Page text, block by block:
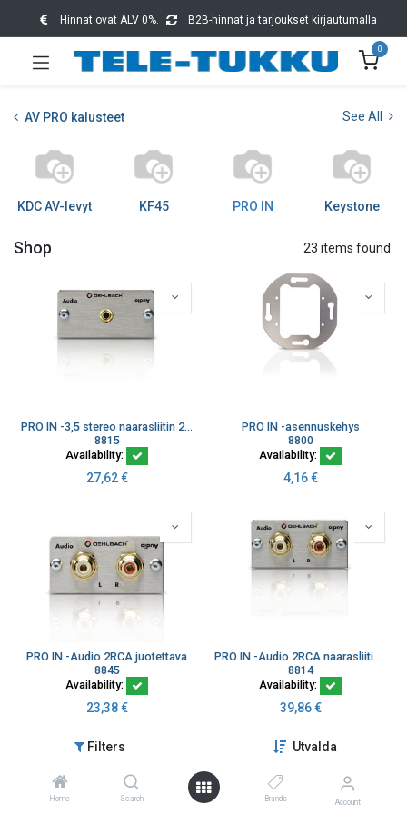
Filters Utvalda
Home Search Brands Account
Hinnat ovat ALV 0%. B2B-hinnat ja tarjoukset kirjautumalla
0
AV PRO kalusteet See All
KDC AV-levyt KF45 PRO IN Keystone
Shop 23 items found.
PRO IN -3,5 stereo naarasliitin 20cm kaapelilla
8815
Availability:
27,62€
PRO IN -asennuskehys
8800
Availability:
4,16€
PRO IN -Audio 2RCA juotettava
8845
Availability:
23,38€
PRO IN -Audio 2RCA naarasliitin 20cm kaapelilla
8814
Availability:
39,86€